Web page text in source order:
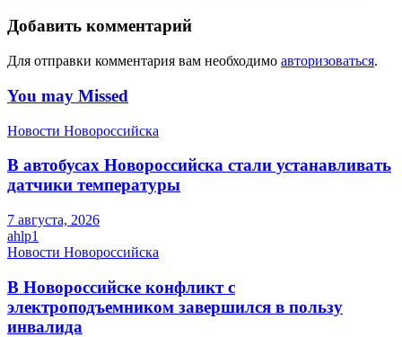
Добавить комментарий
Для отправки комментария вам необходимо авторизоваться.
You may Missed
Новости Новороссийска
В автобусах Новороссийска стали устанавливать
датчики температуры
7 августа, 2026
ahlp1
Новости Новороссийска
В Новороссийске конфликт с
электроподъемником завершился в пользу
инвалида